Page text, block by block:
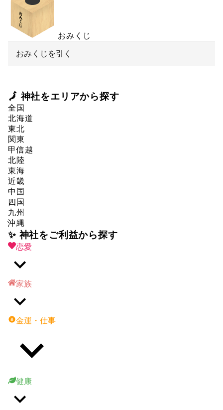
おみくじ
おみくじを引く
🗾 神社をエリアから探す
全国
北海道
東北
関東
甲信越
北陸
東海
近畿
中国
四国
九州
沖縄
✨ 神社をご利益から探す
恋愛
家族
金運・仕事
健康